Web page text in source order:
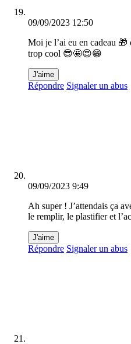
09/09/2023 12:50
Moi je l’ai eu en cadeau 🎁
trop cool 😎🤩😍😁
J'aime
Répondre Signaler un abus
09/09/2023 9:49
Ah super ! J’attendais ça
le remplir, le plastifier et
J'aime
Répondre Signaler un abus